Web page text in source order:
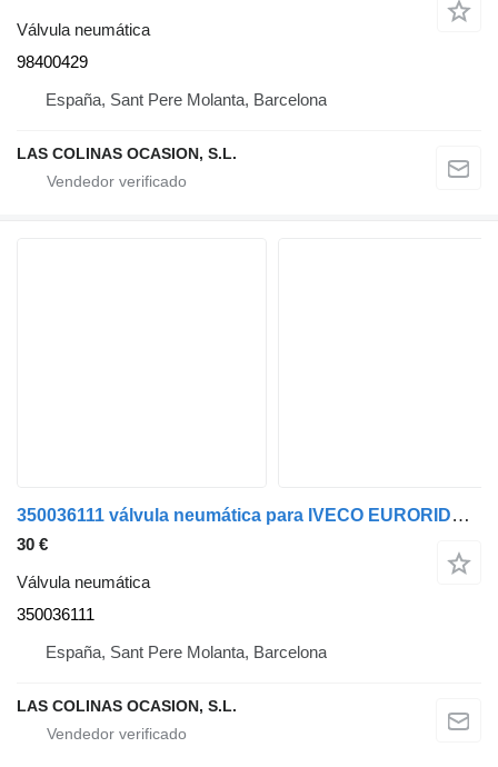
Válvula neumática
98400429
España, Sant Pere Molanta, Barcelona
LAS COLINAS OCASION, S.L.
350036111 válvula neumática para IVECO EURORIDER-29 camión
30 €
Válvula neumática
350036111
España, Sant Pere Molanta, Barcelona
LAS COLINAS OCASION, S.L.